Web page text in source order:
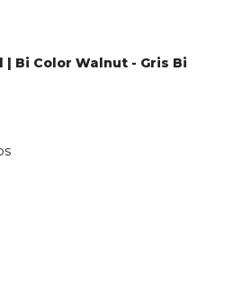
| Bi Color Walnut - Gris Bi
s